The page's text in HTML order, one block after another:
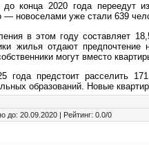
конца 2020 года переедут
— новоселами уже стали 639
в этом году составляет
жилья отдают
могут вместо
года предстоит расселить
образований. Новые
до: 20.09.2020 Рейтинг: 0.0/0